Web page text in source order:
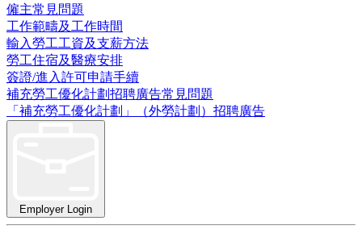
僱主常見問題
工作範疇及工作時間
輸入勞工工資及支薪方法
勞工住宿及醫療安排
簽證/進入許可申請手續
補充勞工優化計劃招聘廣告常見問題
「補充勞工優化計劃」（外勞計劃）招聘廣告
Employer Login